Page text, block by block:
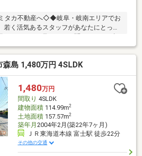
カ不動産へ◇◆岐阜・岐南エリアでお
く活気あるスタッフがあなたにとって
点がございましたら、当社へお気軽にお
森島 1,480万円 4SLDK
1,480万円
間取り 4SLDK
建物面積114.99m2
土地面積157.57m2
築年月 2004年2月(築22年7ヶ月)
ＪＲ東海道本線 富士駅 徒歩22分
その他の交通